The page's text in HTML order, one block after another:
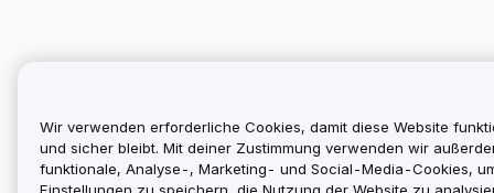
Wir verwenden erforderliche Cookies, damit diese Website
und sicher bleibt. Mit deiner Zustimmung verwenden wir
funktionale, Analyse-, Marketing- und Social-Media-Cookies,